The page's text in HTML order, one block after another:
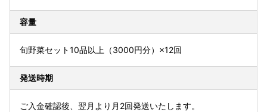
容量
旬野菜セット10品以上（3000円分）×12回
発送時期
ご入金確認後、翌月より月2回発送いたします。